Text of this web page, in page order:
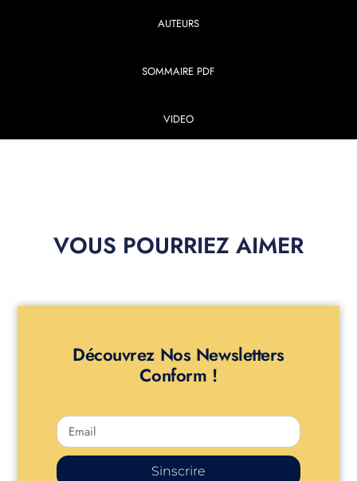
AUTEURS
SOMMAIRE PDF
VIDEO
VOUS POURRIEZ AIMER
Découvrez Nos Newsletters
Conform !
Sinscrire